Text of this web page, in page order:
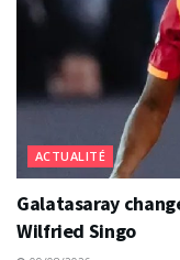
ACTUALITÉ
Galatasaray
Wilfried Singo